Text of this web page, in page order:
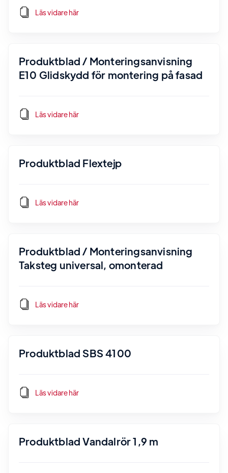
Läs vidare här
Produktblad / Monteringsanvisning
E10 Glidskydd för montering på fasad
Läs vidare här
Produktblad Flextejp
Läs vidare här
Produktblad / Monteringsanvisning
Taksteg universal, omonterad
Läs vidare här
Produktblad SBS 4100
Läs vidare här
Produktblad Vandalrör 1,9 m